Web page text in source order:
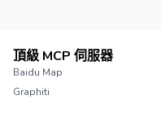
頂級 MCP 伺服器
Baidu Map
Graphiti